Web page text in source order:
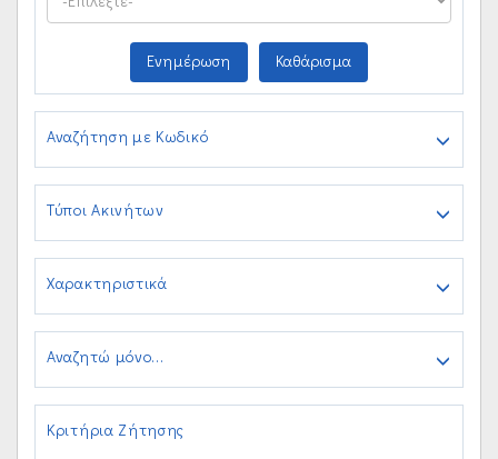
Ενημέρωση Καθάρισμα
Αναζήτηση με Κωδικό
Τύποι Ακινήτων
Χαρακτηριστικά
Αναζητώ μόνο...
Κριτήρια Ζήτησης